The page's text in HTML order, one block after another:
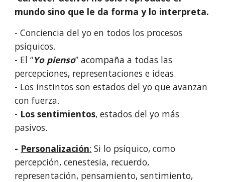
mundo sino que le da forma y lo interpreta.
- Conciencia del yo en todos los procesos
psíquicos.
- El “Yo pienso” acompaña a todas las
percepciones, representaciones e ideas.
- Los instintos son estados del yo que avanzan
con fuerza.
- Los sentimientos, estados del yo más
pasivos.
- Personalización: Si lo psíquico, como
percepción, cenestesia, recuerdo,
representación, pensamiento, sentimiento,